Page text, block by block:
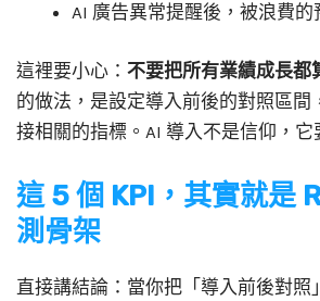
AI 廣告異常提醒後，被浪費的
這裡要小心： 不要把所有業績成長都
的做法，是設定導入前後的對照區間
接相關的指標。AI 導入不是信仰，它
這 5 個 KPI，其實就是
測骨架
直接講結論：當你把「導入前後對照